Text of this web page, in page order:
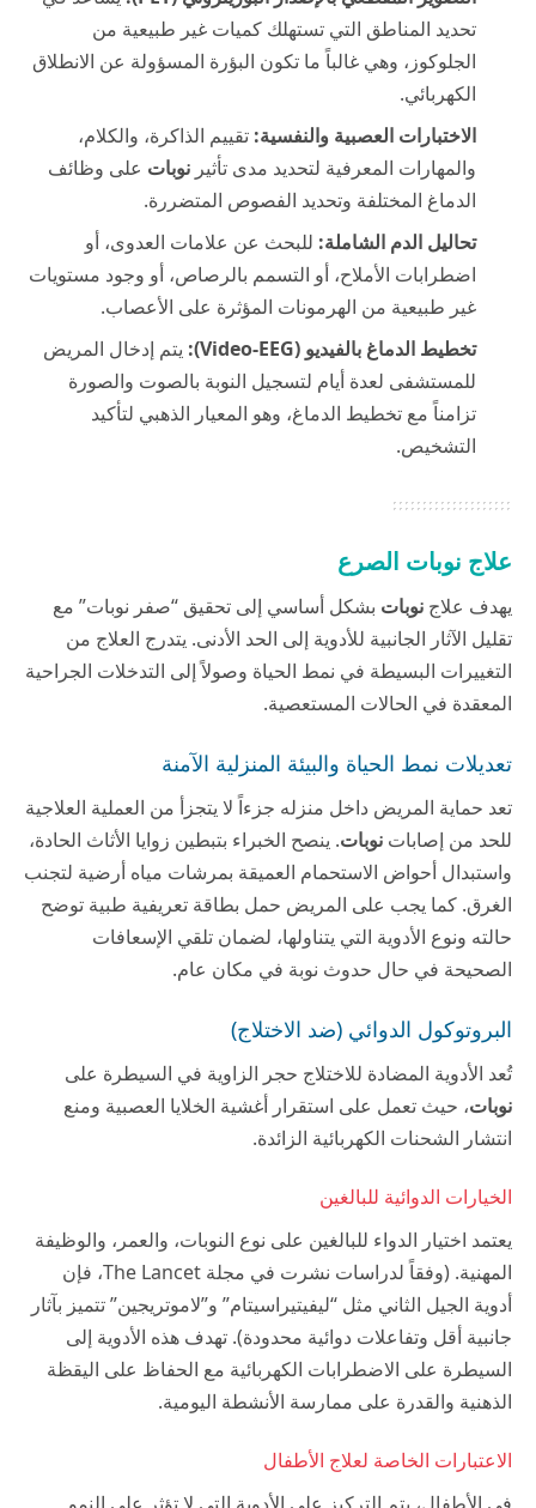
تحديد المناطق التي تستهلك كميات غير طبيعية من
الجلوكوز، وهي غالباً ما تكون البؤرة المسؤولة عن الانطلاق
الكهربائي.
الاختبارات العصبية والنفسية: تقييم الذاكرة، والكلام،
والمهارات المعرفية لتحديد مدى تأثير نوبات على وظائف
الدماغ المختلفة وتحديد الفصوص المتضررة.
تحاليل الدم الشاملة: للبحث عن علامات العدوى، أو
اضطرابات الأملاح، أو التسمم بالرصاص، أو وجود مستويات
غير طبيعية من الهرمونات المؤثرة على الأعصاب.
تخطيط الدماغ بالفيديو (Video-EEG):
يتم إدخال المريض
للمستشفى لعدة أيام لتسجيل النوبة بالصوت والصورة
تزامناً مع تخطيط الدماغ، وهو المعيار الذهبي لتأكيد
التشخيص.
علاج نوبات الصرع
يهدف علاج نوبات بشكل أساسي إلى تحقيق “صفر نوبات” مع
تقليل الآثار الجانبية للأدوية إلى الحد الأدنى. يتدرج العلاج من
التغييرات البسيطة في نمط الحياة وصولاً إلى التدخلات الجراحية
المعقدة في الحالات المستعصية.
تعديلات نمط الحياة والبيئة المنزلية الآمنة
تعد حماية المريض داخل منزله جزءاً لا يتجزأ من العملية العلاجية
للحد من إصابات نوبات. ينصح الخبراء بتبطين زوايا الأثاث الحادة،
واستبدال أحواض الاستحمام العميقة بمرشات مياه أرضية لتجنب
الغرق. كما يجب على المريض حمل بطاقة تعريفية طبية توضح
حالته ونوع الأدوية التي يتناولها، لضمان تلقي الإسعافات
الصحيحة في حال حدوث نوبة في مكان عام.
البروتوكول الدوائي (ضد الاختلاج)
تُعد الأدوية المضادة للاختلاج حجر الزاوية في السيطرة على
نوبات، حيث تعمل على استقرار أغشية الخلايا العصبية ومنع
انتشار الشحنات الكهربائية الزائدة.
الخيارات الدوائية للبالغين
يعتمد اختيار الدواء للبالغين على نوع النوبات، والعمر، والوظيفة
المهنية. (وفقاً لدراسات نشرت في مجلة The Lancet، فإن
أدوية الجيل الثاني مثل “ليفيتيراسيتام” و”لاموتريجين” تتميز بآثار
جانبية أقل وتفاعلات دوائية محدودة). تهدف هذه الأدوية إلى
السيطرة على الاضطرابات الكهربائية مع الحفاظ على اليقظة
الذهنية والقدرة على ممارسة الأنشطة اليومية.
الاعتبارات الخاصة لعلاج الأطفال